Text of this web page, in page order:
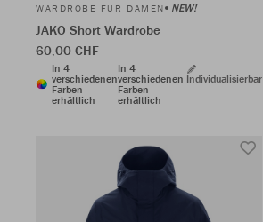
WARDROBE FÜR DAMEN NEW!
JAKO Short Wardrobe
60,00 CHF
In 4
verschiedenen
Farben
erhältlich
In 4
verschiedenen
Farben
erhältlich
Individualisierbar